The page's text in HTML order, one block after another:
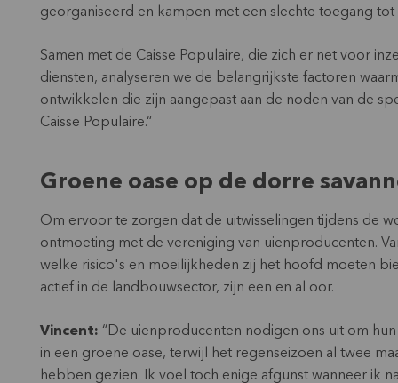
georganiseerd en kampen met een slechte toegang
Samen met de Caisse Populaire, die zich er net voor
diensten, analyseren we de belangrijkste factoren
ontwikkelen die zijn aangepast aan de noden van de
Caisse Populaire.“
Groene oase op de dorre
Om ervoor te zorgen dat de uitwisselingen tijdens de
ontmoeting met de vereniging van uienproducenten.
welke risico's en moeilijkheden zij het hoofd moeten
actief in de landbouwsector, zijn een en al oor.
Vincent: “De uienproducenten nodigen ons uit om
in een groene oase, terwijl het regenseizoen al twee
hebben gezien. Ik voel toch enige afgunst wanneer ik